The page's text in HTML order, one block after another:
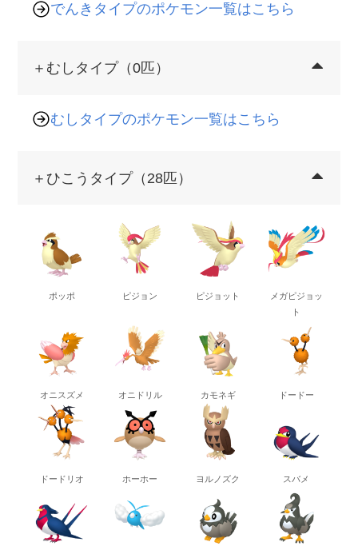
でんきタイプのポケモン一覧はこちら
＋むしタイプ（0匹）
むしタイプのポケモン一覧はこちら
＋ひこうタイプ（28匹）
ポッポ ピジョン ピジョット
メガピジョッ
ト
オニスズメ オニドリル カモネギ ドードー
ドードリオ ホーホー ヨルノズク スバメ